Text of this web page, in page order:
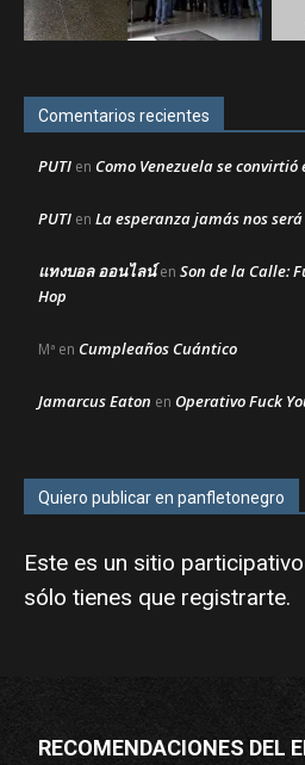
Comentarios recientes
PUTI en Como Venezuela se
PUTI en La esperanza jamás nos
แทงบอล ออนไลน์en Son de la Calle:
Hop
Mª en Cumpleaños Cuántico
Jamarcus Eaton en Operativo Fuck
Quiero publicar en panfletonegro
Este es un sitio
sólo tienes que registrarte.
RECOMENDACIONES DEL